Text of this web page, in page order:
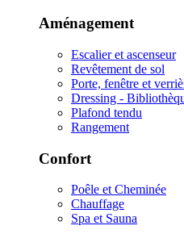
Aménagement
Escalier et ascenseur
Revêtement de sol
Porte, fenêtre et
Dressing -
Plafond tendu
Rangement
Confort
Poêle et Cheminée
Chauffage
Spa et Sauna